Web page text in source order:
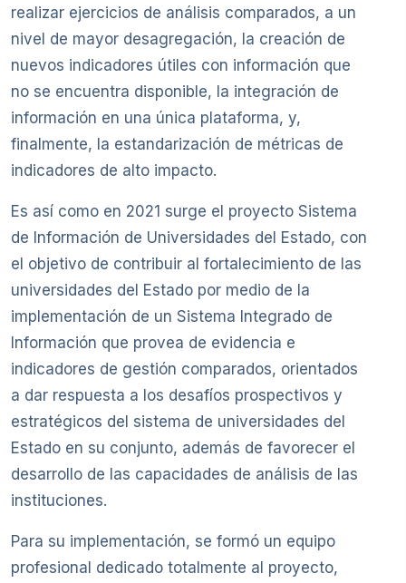
realizar ejercicios de análisis comparados, a un
nivel de mayor desagregación, la creación de
nuevos indicadores útiles con información que
no se encuentra disponible, la integración de
información en una única plataforma, y,
finalmente, la estandarización de métricas de
indicadores de alto impacto.
Es así como en 2021 surge el proyecto Sistema
de Información de Universidades del Estado, con
el objetivo de contribuir al fortalecimiento de las
universidades del Estado por medio de la
implementación de un Sistema Integrado de
Información que provea de evidencia e
indicadores de gestión comparados, orientados
a dar respuesta a los desafíos prospectivos y
estratégicos del sistema de universidades del
Estado en su conjunto, además de favorecer el
desarrollo de las capacidades de análisis de las
instituciones.
Para su implementación, se formó un equipo
profesional dedicado totalmente al proyecto,